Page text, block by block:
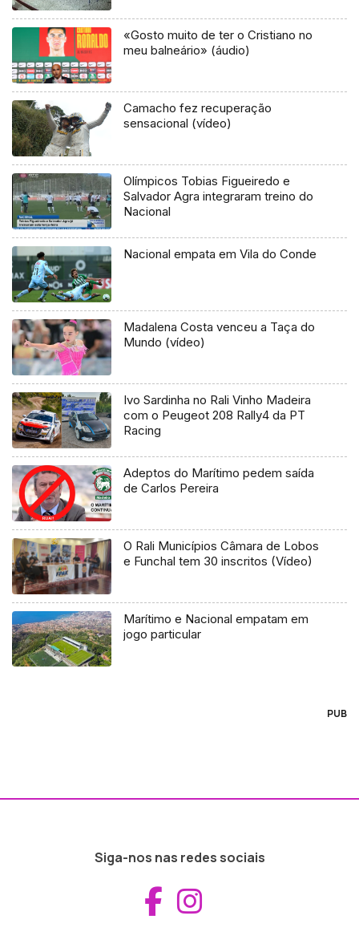
«Gosto muito de ter o Cristiano no
meu balneário» (áudio)
Camacho fez recuperação
sensacional (vídeo)
Olímpicos Tobias Figueiredo e
Salvador Agra integraram treino do
Nacional
Nacional empata em Vila do Conde
Madalena Costa venceu a Taça do
Mundo (vídeo)
Ivo Sardinha no Rali Vinho Madeira
com o Peugeot 208 Rally4 da PT
Racing
Adeptos do Marítimo pedem saída
de Carlos Pereira
O Rali Municípios Câmara de Lobos
e Funchal tem 30 inscritos (Vídeo)
Marítimo e Nacional empatam em
jogo particular
PUB
Siga-nos nas redes sociais
Aceder ao